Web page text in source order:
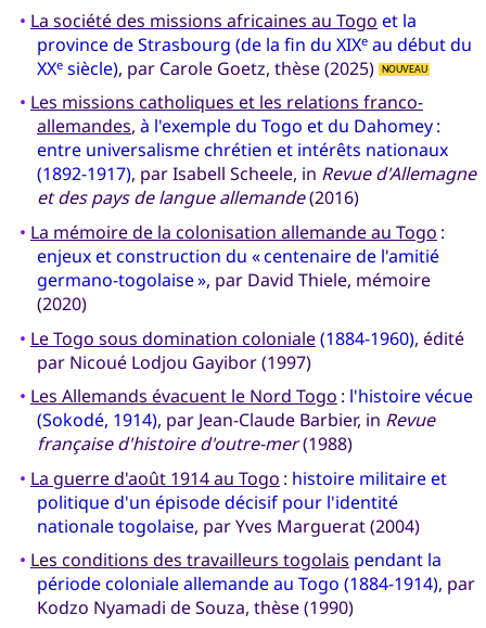
• La société des missions africaines au Togo et la
province de Strasbourg (de la fin du XIXeau début du
XXesiècle), par Carole Goetz, thèse (2025) NOUVEAU
• Les missions catholiques et les relations franco-
allemandes, à l'exemple du Togo et du Dahomey :
entre universalisme chrétien et intérêts nationaux
(1892-1917), par Isabell Scheele, in Revue d'Allemagne
et des pays de langue allemande(2016)
• La mémoire de la colonisation allemande au Togo :
enjeux et construction du « centenaire de l'amitié
germano-togolaise », par David Thiele, mémoire
(2020)
• Le Togo sous domination coloniale(1884-1960), édité
par Nicoué Lodjou Gayibor (1997)
• Les Allemands évacuent le Nord Togo : l'histoire vécue
(Sokodé, 1914), par Jean-Claude Barbier, in Revue
française d'histoire d'outre-mer(1988)
• La guerre d'août 1914 au Togo : histoire militaire et
politique d'un épisode décisif pour l'identité
nationale togolaise, par Yves Marguerat (2004)
• Les conditions des travailleurs togolais pendant la
période coloniale allemande au Togo (1884-1914), par
Kodzo Nyamadi de Souza, thèse (1990)